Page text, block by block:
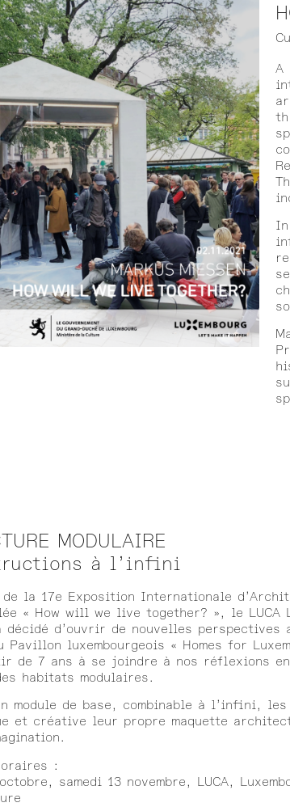
A
MODULAIRE
à l’infini
la 17e Exposition Internationale
« How will we live together? », le LUCA
d’ouvrir de nouvelles perspectives
Pavillon luxembourgeois « Homes for
de 7 ans à se joindre à nos réflexions
habitats modulaires.
module de base, combinable à l’infini,
et créative leur propre maquette
:
samedi 13 novembre, LUCA,